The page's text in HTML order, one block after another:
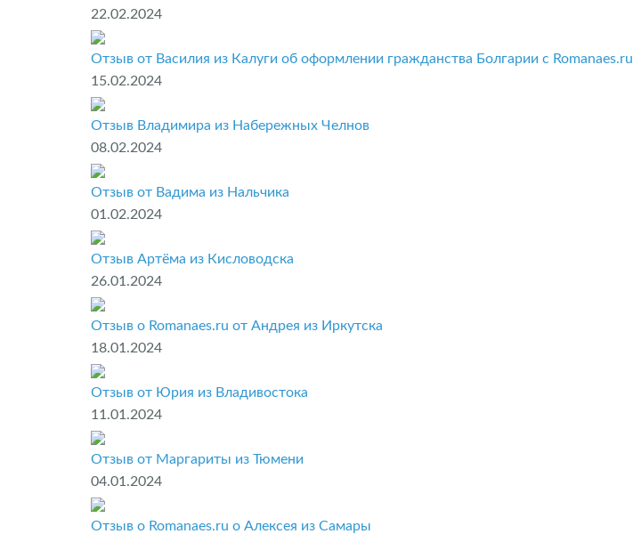
22.02.2024
Отзыв от Василия из Калуги об оформлении гражданства Болгарии с Romanaes.ru
15.02.2024
Отзыв Владимира из Набережных Челнов
08.02.2024
Отзыв от Вадима из Нальчика
01.02.2024
Отзыв Артёма из Кисловодска
26.01.2024
Отзыв о Romanaes.ru от Андрея из Иркутска
18.01.2024
Отзыв от Юрия из Владивостока
11.01.2024
Отзыв от Маргариты из Тюмени
04.01.2024
Отзыв о Romanaes.ru о Алексея из Самары